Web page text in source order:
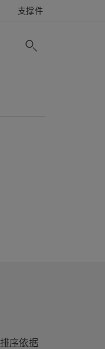
支撑件
排序依据